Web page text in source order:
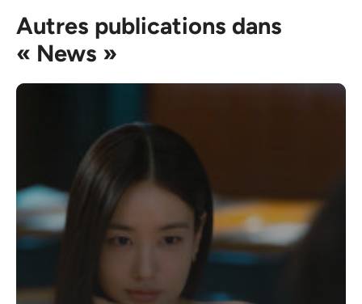
Autres publications dans
« News »